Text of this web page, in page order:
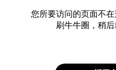
您所要访问的页面不
刷牛牛圈，稍